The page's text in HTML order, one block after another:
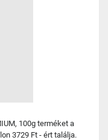
100g terméket a
3729 Ft - ért találja.